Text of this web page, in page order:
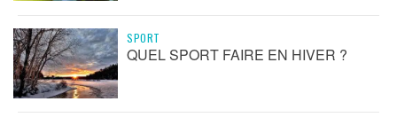
SPORT
QUEL SPORT FAIRE EN HIVER ?